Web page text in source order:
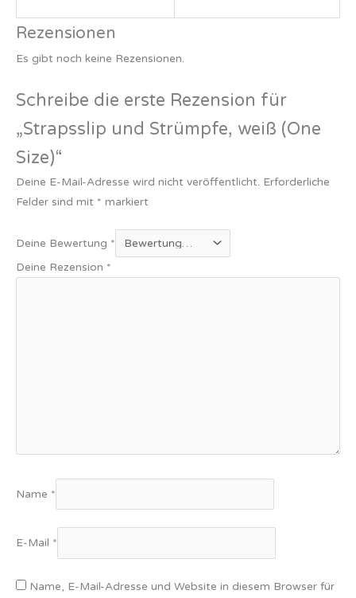
Rezensionen
Es gibt noch keine Rezensionen.
Schreibe die erste Rezension für
„Strapsslip und Strümpfe, weiß (One
Size)“
Deine E-Mail-Adresse wird nicht veröffentlicht. Erforderliche
Felder sind mit * markiert
Deine Bewertung *
Deine Rezension *
Name *
E-Mail *
Name, E-Mail-Adresse und Website in diesem Browser für